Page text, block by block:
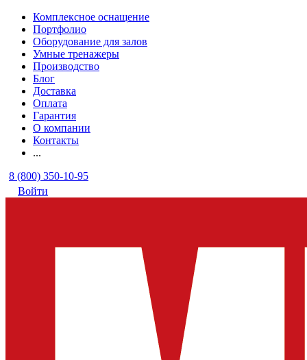
Комплексное оснащение
Портфолио
Оборудование для залов
Умные тренажеры
Производство
Блог
Доставка
Оплата
Гарантия
О компании
Контакты
...
8 (800) 350-10-95
Войти